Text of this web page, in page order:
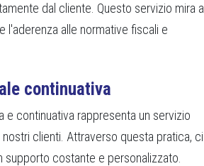
dal cliente. Questo servizio mira a
l'aderenza alle normative fiscali e
continuativa
e continuativa rappresenta un servizio
clienti. Attraverso questa pratica, ci
supporto costante e personalizzato.